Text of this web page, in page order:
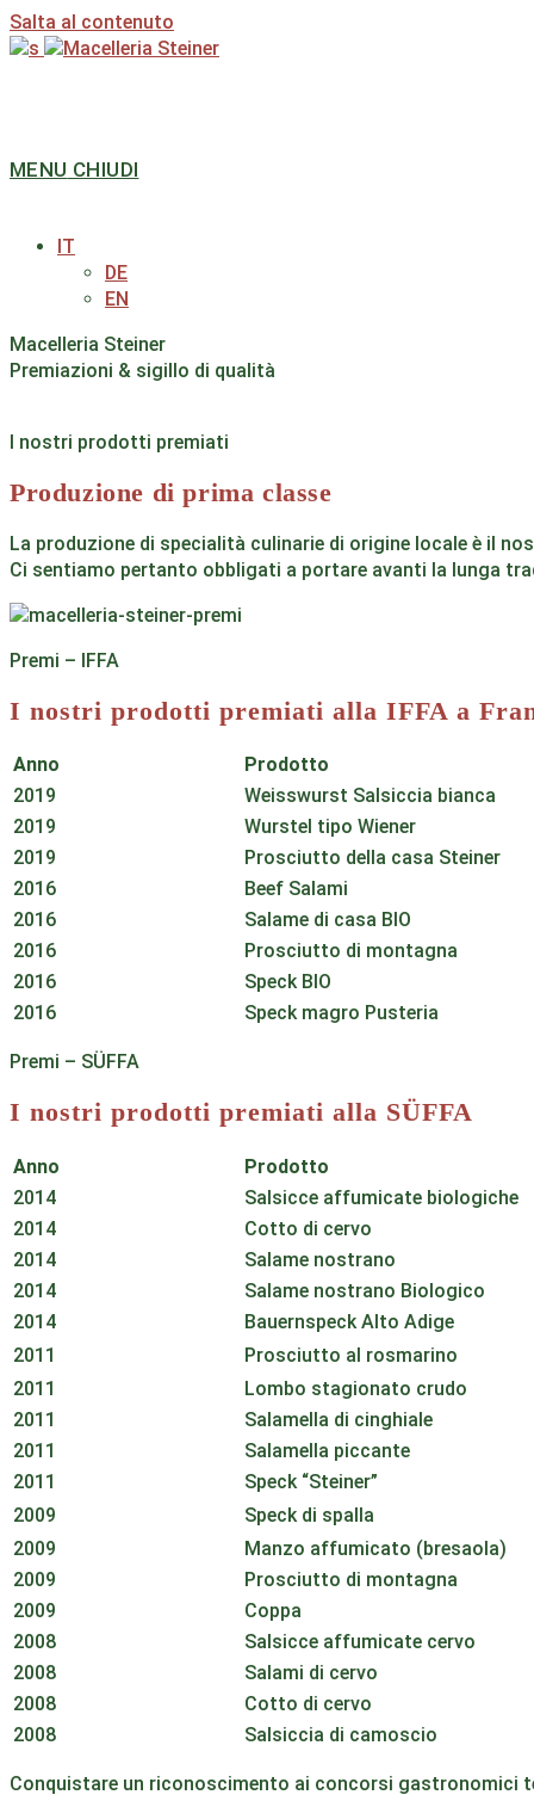
Salta al contenuto
MENU CHIUDI
IT
DE
EN
Macelleria Steiner
Premiazioni & sigillo di qualità
I nostri prodotti premiati
Produzione di prima classe
La produzione di specialità culinarie di origine locale è il
Ci sentiamo pertanto obbligati a portare avanti la lunga
Premi – IFFA
I nostri prodotti premiati alla IFFA a
Anno
Prodotto
2019
Weisswurst Salsiccia bianca
2019
Wurstel tipo Wiener
2019
Prosciutto della casa Steiner
2016
Beef Salami
2016
Salame di casa BIO
2016
Prosciutto di montagna
2016
Speck BIO
2016
Speck magro Pusteria
Premi – SÜFFA
I nostri prodotti premiati alla SÜFFA
Anno
Prodotto
2014
Salsicce affumicate biologiche
2014
Cotto di cervo
2014
Salame nostrano
2014
Salame nostrano Biologico
2014
Bauernspeck Alto Adige
2011
Prosciutto al rosmarino
2011
Lombo stagionato crudo
2011
Salamella di cinghiale
2011
Salamella piccante
2011
Speck “Steiner”
2009
Speck di spalla
2009
Manzo affumicato (bresaola)
2009
Prosciutto di montagna
2009
Coppa
2008
Salsicce affumicate cervo
2008
Salami di cervo
2008
Cotto di cervo
2008
Salsiccia di camoscio
Conquistare un riconoscimento ai concorsi gastronomici